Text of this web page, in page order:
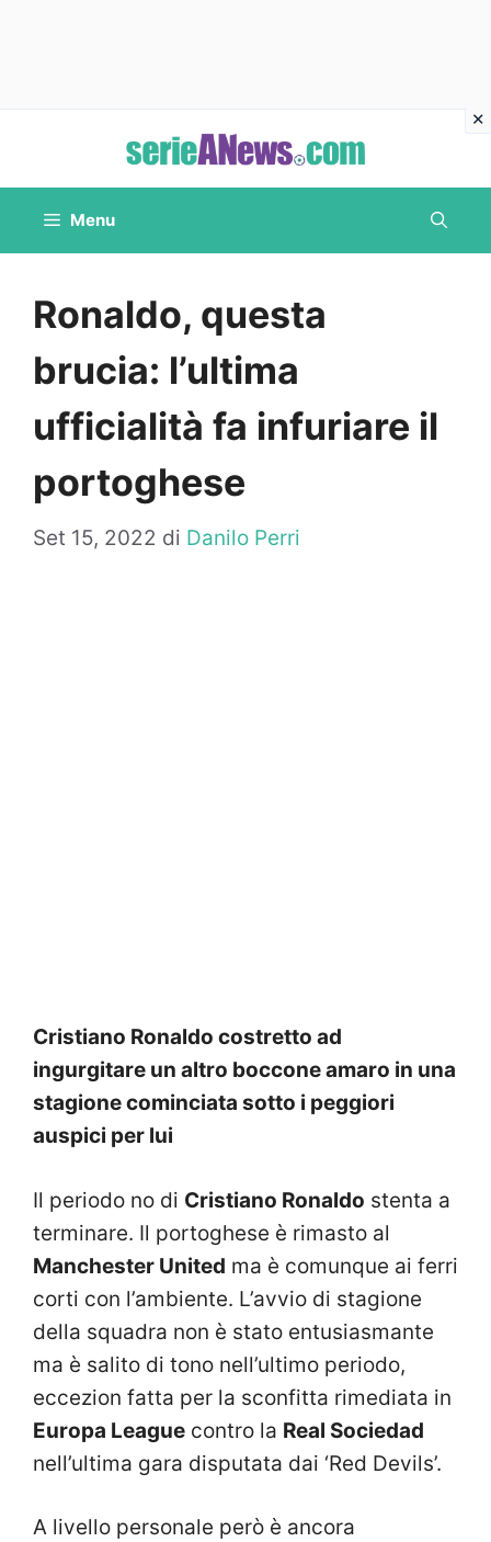
contenuto
Menu
Ronaldo, questa
brucia: l’ultima
ufficialità fa infuriare il
portoghese
Set 15, 2022 di Danilo Perri
Cristiano Ronaldo costretto ad
ingurgitare un altro boccone amaro in una
stagione cominciata sotto i peggiori
auspici per lui
Il periodo no di Cristiano Ronaldo stenta a
terminare. Il portoghese è rimasto al
Manchester United ma è comunque ai ferri
corti con l’ambiente. L’avvio di stagione
della squadra non è stato entusiasmante
ma è salito di tono nell’ultimo periodo,
eccezion fatta per la sconfitta rimediata in
Europa League contro la Real Sociedad
nell’ultima gara disputata dai ‘Red Devils’.
A livello personale però è ancora